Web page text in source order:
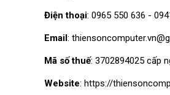
Điện thoại: 0965 550 636 -
Email:
Mã số thuế: 3702894025 cấp
Website: https://